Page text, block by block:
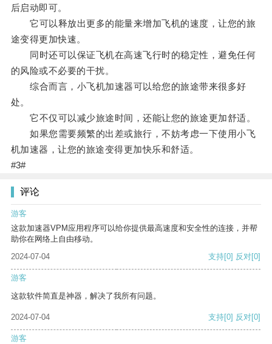
后启动即可。
它可以释放出更多的能量来增加飞机的速度，让您的旅
途变得更加快速。
同时还可以保证飞机在高速飞行时的稳定性，避免任何
的风险或不必要的干扰。
综合而言，小飞机加速器可以给您的旅途带来很多好
处。
它不仅可以减少旅途时间，还能让您的旅途更加舒适。
如果您需要频繁的出差或旅行，不妨考虑一下使用小飞
机加速器，让您的旅途变得更加快乐和舒适。
#3#
评论
游客
这款加速器VPM应用程序可以给你提供最高速度和安全性的连接，并帮
助你在网络上自由移动。
2024-07-04
支持[0] 反对[0]
游客
这款软件简直是神器，解决了我所有问题。
2024-07-04 支持[0] 反对[0]
游客